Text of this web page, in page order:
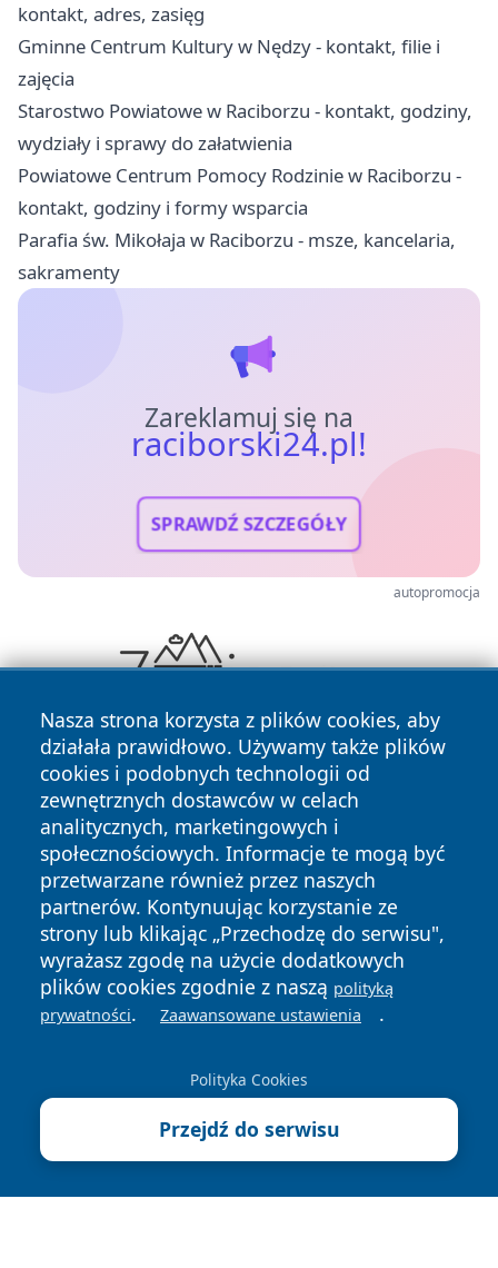
kontakt, adres, zasięg
Gminne Centrum Kultury w Nędzy - kontakt, filie i
zajęcia
Starostwo Powiatowe w Raciborzu - kontakt, godziny,
wydziały i sprawy do załatwienia
Powiatowe Centrum Pomocy Rodzinie w Raciborzu -
kontakt, godziny i formy wsparcia
Parafia św. Mikołaja w Raciborzu - msze, kancelaria,
sakramenty
Zareklamuj się na
raciborski24.pl!
SPRAWDŹ SZCZEGÓŁY
autopromocja
Nasza strona korzysta z plików cookies, aby
działała prawidłowo. Używamy także plików
cookies i podobnych technologii od
zewnętrznych dostawców w celach
analitycznych, marketingowych i
społecznościowych. Informacje te mogą być
przetwarzane również przez naszych
partnerów. Kontynuując korzystanie ze
strony lub klikając „Przechodzę do serwisu",
wyrażasz zgodę na użycie dodatkowych
plików cookies zgodnie z naszą polityką
prywatności. Zaawansowane ustawienia .
Polityka Cookies
Przejdź do serwisu
Copyright © 2026 raciborski24.pl Wszystkie prawa
zastrzeżone.
News Autorzy
Polityka
Prywatności
Polityka
Cookies